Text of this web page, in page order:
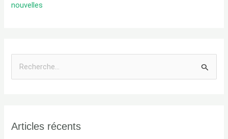
nouvelles
e
Articles récents